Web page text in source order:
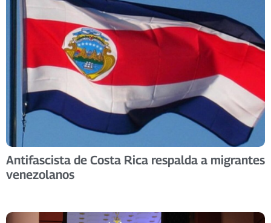
Antifascista de Costa Rica respalda a migrantes
venezolanos